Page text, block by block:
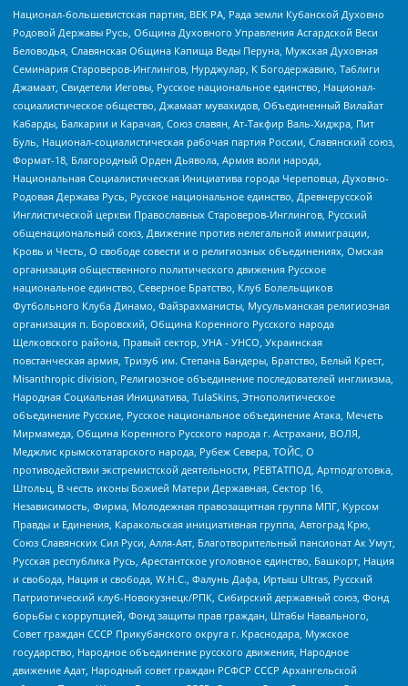
Национал-большевистская партия, ВЕК РА, Рада земли Кубанской Духовно
Родовой Державы Русь, Община Духовного Управления Асгардской Веси
Беловодья, Славянская Община Капища Веды Перуна, Мужская Духовная
Семинария Староверов-Инглингов, Нурджулар, К Богодержавию, Таблиги
Джамаат, Свидетели Иеговы, Русское национальное единство, Национал-
социалистическое общество, Джамаат мувахидов, Объединенный Вилайат
Кабарды, Балкарии и Карачая, Союз славян, Ат-Такфир Валь-Хиджра, Пит
Буль, Национал-социалистическая рабочая партия России, Славянский союз,
Формат-18, Благородный Орден Дьявола, Армия воли народа,
Национальная Социалистическая Инициатива города Череповца, Духовно-
Родовая Держава Русь, Русское национальное единство, Древнерусской
Инглистической церкви Православных Староверов-Инглингов, Русский
общенациональный союз, Движение против нелегальной иммиграции,
Кровь и Честь, О свободе совести и о религиозных объединениях, Омская
организация общественного политического движения Русское
национальное единство, Северное Братство, Клуб Болельщиков
Футбольного Клуба Динамо, Файзрахманисты, Мусульманская религиозная
организация п. Боровский, Община Коренного Русского народа
Щелковского района, Правый сектор, УНА - УНСО, Украинская
повстанческая армия, Тризуб им. Степана Бандеры, Братство, Белый Крест,
Misanthropic division, Религиозное объединение последователей инглиизма,
Народная Социальная Инициатива, TulaSkins, Этнополитическое
объединение Русские, Русское национальное объединение Атака, Мечеть
Мирмамеда, Община Коренного Русского народа г. Астрахани, ВОЛЯ,
Меджлис крымскотатарского народа, Рубеж Севера, ТОЙС, О
противодействии экстремистской деятельности, РЕВТАТПОД, Артподготовка,
Штольц, В честь иконы Божией Матери Державная, Сектор 16,
Независимость, Фирма, Молодежная правозащитная группа МПГ, Курсом
Правды и Единения, Каракольская инициативная группа, Автоград Крю,
Союз Славянских Сил Руси, Алля-Аят, Благотворительный пансионат Ак Умут,
Русская республика Русь, Арестантское уголовное единство, Башкорт, Нация
и свобода, Нация и свобода, W.H.С., Фалунь Дафа, Иртыш Ultras, Русский
Патриотический клуб-Новокузнецк/РПК, Сибирский державный союз, Фонд
борьбы с коррупцией, Фонд защиты прав граждан, Штабы Навального,
Совет граждан СССР Прикубанского округа г. Краснодара, Мужское
государство, Народное объединение русского движения, Народное
движение Адат, Народный совет граждан РСФСР СССР Архангельской